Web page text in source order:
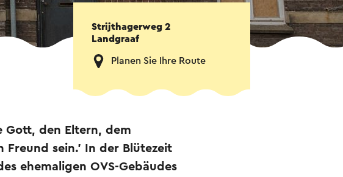
Strijthagerweg 2
Landgraaf
Planen Sie Ihre Route
Gott, den Eltern, dem
Freund sein.' In der Blütezeit
ehemaligen OVS-Gebäudes